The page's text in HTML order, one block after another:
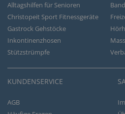
Alltagshilfen für Senioren
Christopeit Sport Fitnessgeräte
Gastrock Gehstöcke
Inkontinenzhosen
Stützstrümpfe
KUNDENSERVICE
AGB